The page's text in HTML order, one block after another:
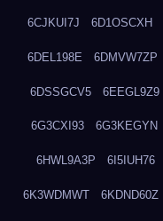
6CJKUI7J 6D1OSCXH
6DEL198E 6DMVW7ZP
6DSSGCV5 6EEGL9Z9
6G3CXI93 6G3KEGYN
6HWL9A3P 6I5IUH76
6K3WDMWT 6KDND60Z